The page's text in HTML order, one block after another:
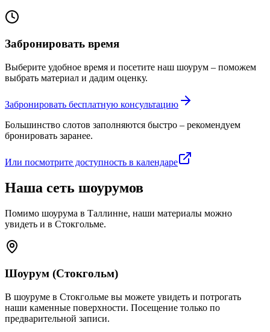
Забронировать время
Выберите удобное время и посетите наш шоурум – поможем
выбрать материал и дадим оценку.
Забронировать бесплатную консультацию
Большинство слотов заполняются быстро – рекомендуем
бронировать заранее.
Или посмотрите доступность в календаре
Наша сеть шоурумов
Помимо шоурума в Таллинне, наши материалы можно
увидеть и в Стокгольме.
Шоурум (Стокгольм)
В шоуруме в Стокгольме вы можете увидеть и потрогать
наши каменные поверхности. Посещение только по
предварительной записи.